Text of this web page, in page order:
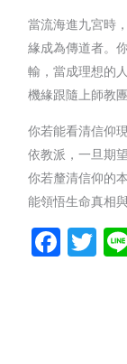
當流海進九宮時
緣成為傳道者。
輸，當成理想的
機緣跟隨上師教
你若能看清信仰
依教派，一旦期
你若釐清信仰的
能領悟生命真相